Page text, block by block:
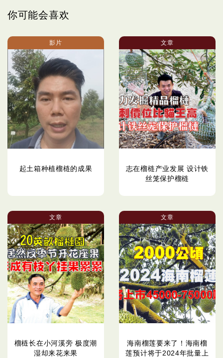
你可能会喜欢
影片
起土箱种植榴梿的成果
文章
志在榴梿产业发展 设计铁
丝笼保护榴梿
文章
榴梿长在小河溪旁 极度潮
湿却来花来果
文章
海南榴莲要来了！海南榴
莲预计将于2024年批量上